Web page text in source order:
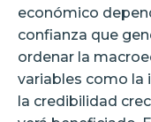
económico
confianza que
ordenar la
variables como la
la credibilidad